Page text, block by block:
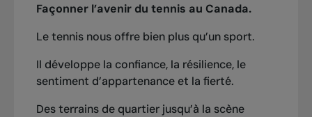
Façonner l’avenir du tennis au Canada.
Le tennis nous offre bien plus qu’un sport.
Il développe la confiance, la résilience, le
sentiment d’appartenance et la fierté.
Des terrains de quartier jusqu’à la scène